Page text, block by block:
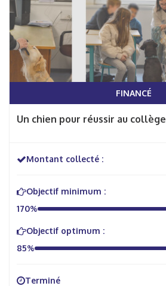
FINANCÉ
Un chien pour réussir au collège
Montant collecté :
Objectif minimum :
170%
Objectif optimum :
85%
Terminé